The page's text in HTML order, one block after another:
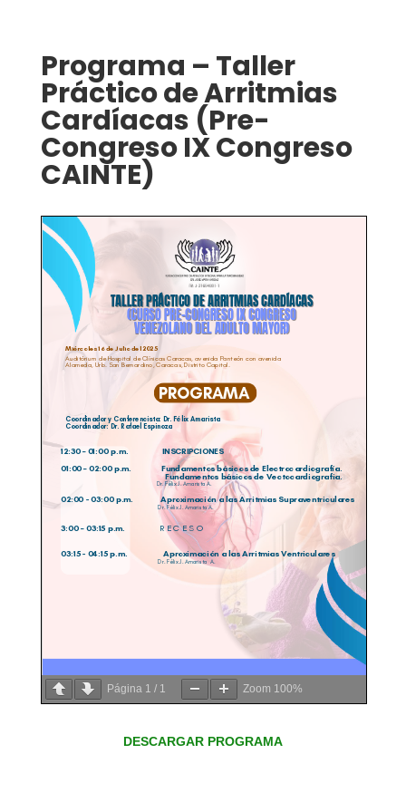
Programa – Taller
Práctico de Arritmias
Cardíacas (Pre-
Congreso IX Congreso
CAINTE)
Página 1 / 1 Zoom 100%
DESCARGAR PROGRAMA